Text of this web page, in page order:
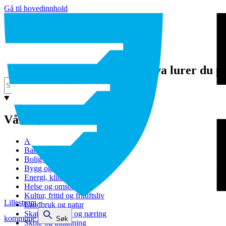
Gå til hovedinnhold
Lillestrøm
kommune
Søk
Hva lurer du
Våre tjenester
Avfall og gjenvinning
Barnehage
Bolig og sosiale tjenester
Bygg og eiendom
Energi, klima og miljø
Helse og omsorg
Kultur, fritid og friluftsliv
Landbruk og natur
Skatt, bevilling og næring
Skole og utdanning